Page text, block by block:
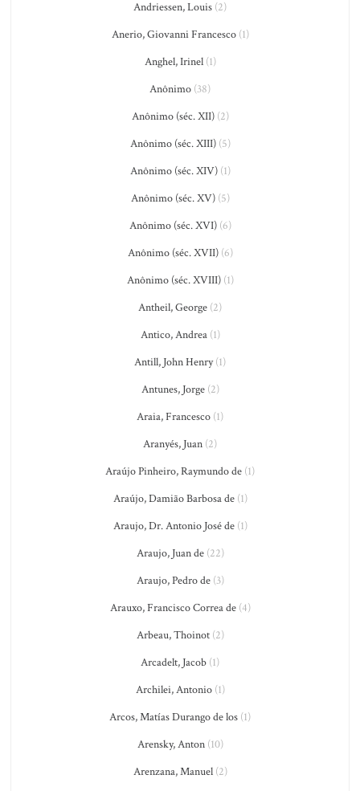
Andriessen, Louis (2)
Anerio, Giovanni Francesco(1)
Anghel, Irinel(1)
Anônimo (38)
Anônimo (séc. XII)(2)
Anônimo (séc. XIII)(5)
Anônimo (séc. XIV)(1)
Anônimo (séc. XV)(5)
Anônimo (séc. XVI)(6)
Anônimo (séc. XVII)(6)
Anônimo (séc. XVIII)(1)
Antheil, George (2)
Antico, Andrea(1)
Antill, John Henry(1)
Antunes, Jorge(2)
Araia, Francesco (1)
Aranyés, Juan (2)
Araújo Pinheiro, Raymundo de (1)
Araújo, Damião Barbosa de(1)
Araujo, Dr. Antonio José de(1)
Araujo, Juan de(22)
Araujo, Pedro de(3)
Arauxo, Francisco Correa de(4)
Arbeau, Thoinot(2)
Arcadelt, Jacob (1)
Archilei, Antonio(1)
Arcos, Matías Durango de los (1)
Arensky, Anton(10)
Arenzana, Manuel(2)